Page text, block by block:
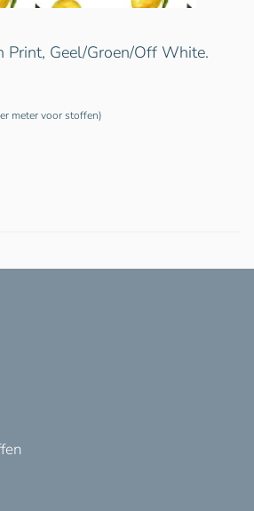
Print, Geel/Groen/Off White.
meter voor stoffen)